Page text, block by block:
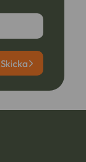
Skicka